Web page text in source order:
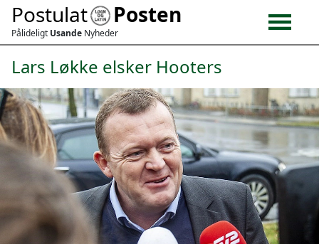
Postulat Posten
Pålideligt Usande Nyheder
Lars Løkke elsker Hooters